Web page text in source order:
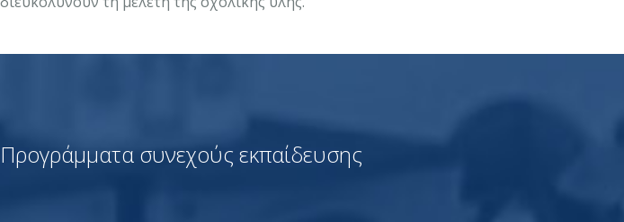
Προγράμματα συνεχούς εκπαίδευσης